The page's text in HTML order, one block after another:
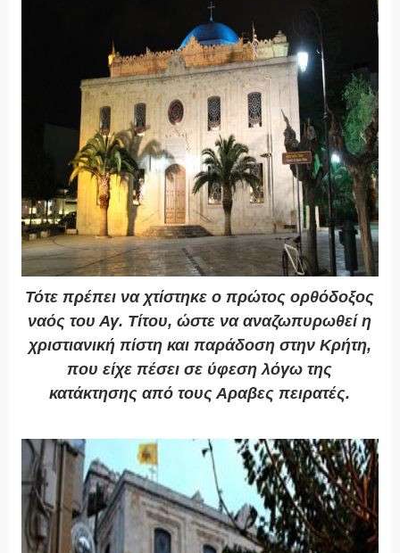
Τότε πρέπει να χτίστηκε ο πρώτος ορθόδοξος
ναός του Αγ. Τίτου, ώστε να αναζωπυρωθεί η
χριστιανική πίστη και παράδοση στην Κρήτη,
που είχε πέσει σε ύφεση λόγω της
κατάκτησης από τους Αραβες πειρατές.